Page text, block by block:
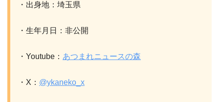
・出身地：埼玉県
・生年月日：非公開
・Youtube： あつまれニュースの森
・X： @ykaneko_x